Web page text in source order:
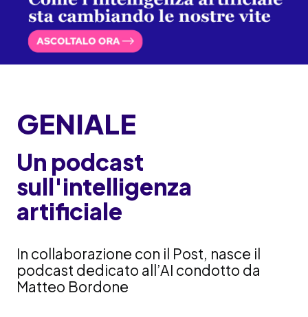
GENIALE
Un podcast
sull'intelligenza
artificiale
In collaborazione con il Post, nasce il
podcast dedicato all’AI condotto da
Matteo Bordone